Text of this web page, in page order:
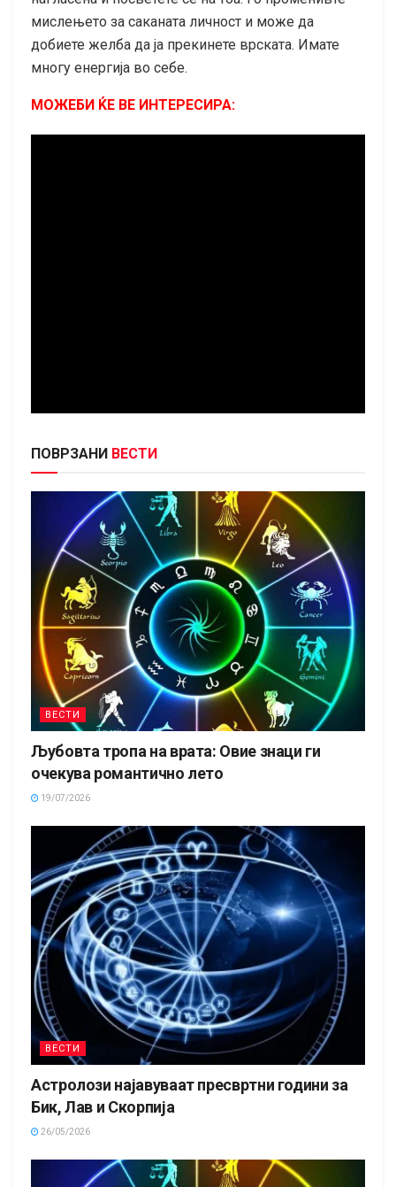
мислењето за саканата личност и може да
добиете желба да ја прекинете врската. Имате
многу енергија во себе.
МОЖЕБИ ЌЕ ВЕ ИНТЕРЕСИРА:
ПОВРЗАНИ ВЕСТИ
ВЕСТИ
Љубовта тропа на врата: Овие знаци ги
очекува романтично лето
19/07/2026
ВЕСТИ
Астролози најавуваат пресвртни години за
Бик, Лав и Скорпија
26/05/2026